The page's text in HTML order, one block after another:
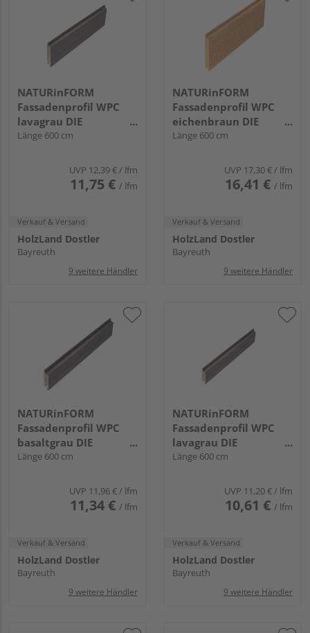
NATURinFORM
Fassadenprofil WPC
lavagrau DIE
GESTALTENDE
Länge 600 cm
UVP 12,39 €/ lfm
11,75 € / lfm
Verkauf & Versand
HolzLand Dostler
Bayreuth
9 weitere Händler
NATURinFORM
Fassadenprofil WPC
eichenbraun DIE
GESTALTENDE -
Länge 600 cm
UVP 17,30 €/ lfm
16,41 € / lfm
Verkauf & Versand
HolzLand Dostler
Bayreuth
9 weitere Händler
NATURinFORM
Fassadenprofil WPC
basaltgrau DIE
GESTALTENDE
Länge 600 cm
UVP 11,96 €/ lfm
11,34 € / lfm
Verkauf & Versand
HolzLand Dostler
Bayreuth
9 weitere Händler
NATURinFORM
Fassadenprofil WPC
lavagrau DIE
GESTALTENDE
Länge 600 cm
UVP 11,20 €/ lfm
10,61 € / lfm
Verkauf & Versand
HolzLand Dostler
Bayreuth
9 weitere Händler